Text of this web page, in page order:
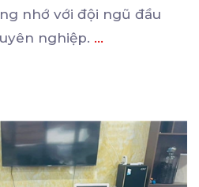
nhớ với đội ngũ đầu
nghiệp. ...